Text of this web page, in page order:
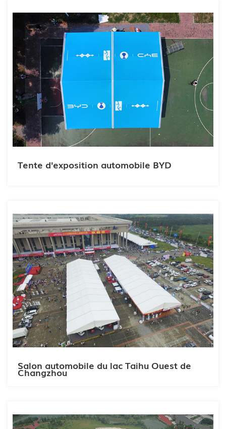
Tente d'exposition automobile BYD
Salon automobile du lac Taihu Ouest de
Changzhou